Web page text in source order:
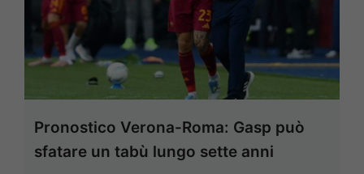
Pronostico Verona-Roma: Gasp può
sfatare un tabù lungo sette anni